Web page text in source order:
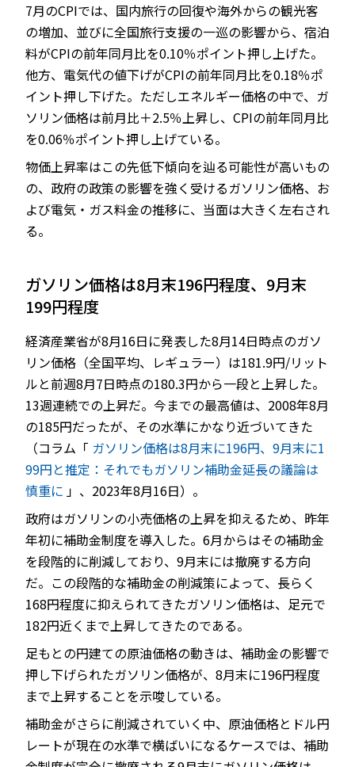
7月のCPIでは、国内旅行の回復や海外からの観光客
の増加、並びに全国旅行支援の一巡の影響から、宿泊
料がCPIの前年同月比を0.10％ポイント押し上げた。
他方、電気代の値下げがCPIの前年同月比を0.18％ポ
イント押し下げた。ただしエネルギー価格の中で、ガ
ソリン価格は前月比＋2.5％上昇し、CPIの前年同月比
を0.06％ポイント押し上げている。
物価上昇率はこの先低下傾向を辿る可能性が高いもの
の、政府の政策の影響を強く受けるガソリン価格、お
よび電気・ガス料金の推移に、当面は大きく左右され
る。
ガソリン価格は8月末196円程度、9月末
199円程度
経済産業省が8月16日に発表した8月14日時点のガソ
リン価格（全国平均、レギュラー）は181.9円/リット
ルと前週8月7日時点の180.3円から一段と上昇した。
13週連続での上昇だ。今までの最高値は、2008年8月
の185円だったが、その水準にかなり近づいてきた
（コラム「 ガソリン価格は8月末に196円、9月末に1
99円と推定：それでもガソリン補助金延長の議論は
慎重に 」、2023年8月16日）。
政府はガソリンの小売価格の上昇を抑えるため、昨年
年初に補助金制度を導入した。6月からはその補助金
を段階的に削減しており、9月末には撤廃する方向
だ。この段階的な補助金の削減策によって、長らく
168円程度に抑えられてきたガソリン価格は、足元で
182円近くまで上昇してきたのである。
足もとの円建ての原油価格の動きは、補助金の影響で
押し下げられたガソリン価格が、8月末に196円程度
まで上昇することを示唆している。
補助金がさらに削減されていく中、原油価格とドル円
レートが現在の水準で横ばいになるケースでは、補助